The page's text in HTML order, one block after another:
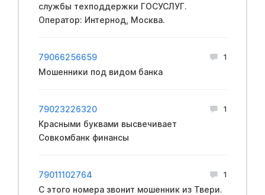
службы техподдержки ГОСУСЛУГ.
Оператор: Интернод, Москва.
79066256659 1
Мошенники под видом банка
79023226320 1
Красными буквами высвечивает
Совкомбанк финансы
79011102764 1
С этого номера звонит мошенник из Твери.